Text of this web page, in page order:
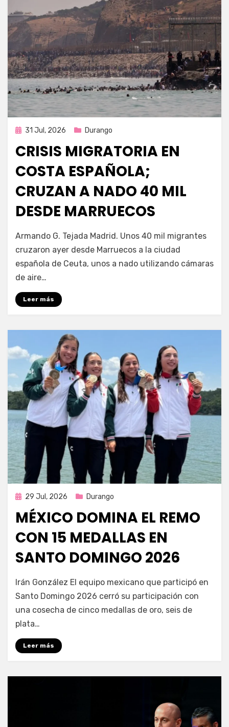
Publicada
31 Jul, 2026 Durango
CRISIS MIGRATORIA EN
COSTA ESPAÑOLA;
CRUZAN A NADO 40 MIL
DESDE MARRUECOS
Fernando Miranda Servín
Armando G. Tejada Madrid. Unos 40 mil migrantes
cruzaron ayer desde Marruecos a la ciudad
española de Ceuta, unos a nado utilizando cámaras
de aire…
Leer más
Publicada
29 Jul, 2026 Durango
MÉXICO DOMINA EL REMO
CON 15 MEDALLAS EN
SANTO DOMINGO 2026
por Fernando Miranda Servín
Irán González El equipo mexicano que participó en
Santo Domingo 2026 cerró su participación con
una cosecha de cinco medallas de oro, seis de
plata…
Leer más